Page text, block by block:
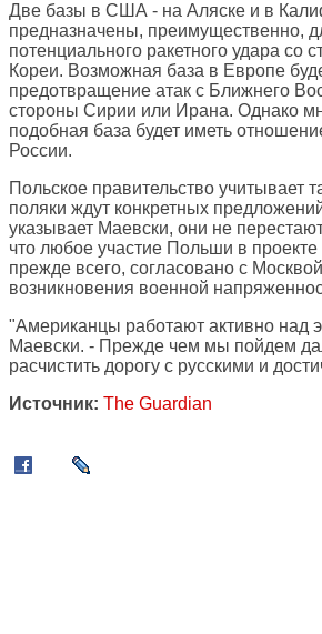
Две базы в США - на Аляске и в
предназначены, преимущественно,
потенциального ракетного удара со
Кореи. Возможная база в Европе
предотвращение атак с Ближнего
стороны Сирии или Ирана. Однако
подобная база будет иметь
России.
Польское правительство учитывает
поляки ждут конкретных
указывает Маевски, они не
что любое участие Польши в
прежде всего, согласовано с
возникновения военной
"Американцы работают активно над
Маевски. - Прежде чем мы пойдем
расчистить дорогу с русскими и
Источник: The Guardian